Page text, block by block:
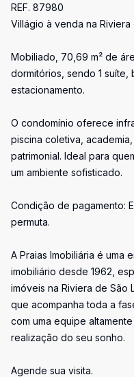
REF. 87980
Villágio à venda na
Mobiliado, 70,69 m² de
dormitórios, sendo 1
estacionamento.
O condomínio oferece
piscina coletiva,
patrimonial. Ideal para
um ambiente sofisticado.
Condição de pagamento:
permuta.
A Praias Imobiliária é uma
imobiliário desde 1962,
imóveis na Riviera de São
que acompanha toda a
com uma equipe
realização do seu sonho.
Agende sua visita.